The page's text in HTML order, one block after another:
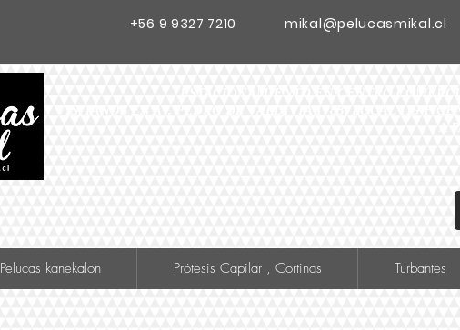
+56 9 9327 7210 mikal@pelucasmikal.cl
Pelucas kanekalon Prótesis Capilar , Cortinas Turbantes